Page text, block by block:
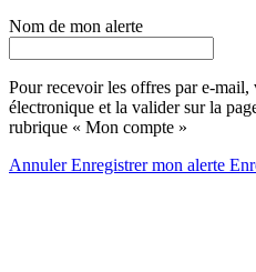
Nom de mon alerte
Pour recevoir les offres par e-mail,
électronique et la valider sur la
rubrique « Mon compte »
AnnulerEnregistrer mon alerte